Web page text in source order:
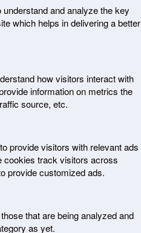
and analyze the key
which helps in delivering a better
how visitors interact with
information on metrics the
source, etc.
provide visitors with relevant ads
cookies track visitors across
provide customized ads.
that are being analyzed and
as yet.